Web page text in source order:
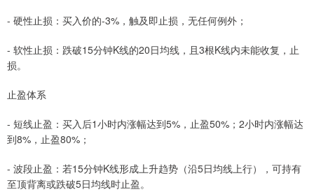
- 硬性止损：买入价的-3%，触及即止损，无任何例外；
- 软性止损：跌破15分钟K线的20日均线，且3根K线内未能收复，止
损。
止盈体系
- 短线止盈：买入后1小时内涨幅达到5%，止盈50%；2小时内涨幅达
到8%，止盈80%；
- 波段止盈：若15分钟K线形成上升趋势（沿5日均线上行），可持有
至顶背离或跌破5日均线时止盈。